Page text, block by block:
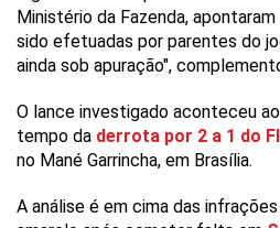
Ministério da Fazenda,
sido efetuadas por parentes do
ainda sob apuração",
O lance investigado aconteceu
tempo da derrota por 2 a 1 do
no Mané Garrincha, em Brasília.
A análise é em cima das